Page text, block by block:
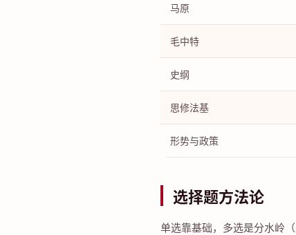
马原
毛中特
史纲
思修法基
形势与政策
选择题方法论
单选靠基础，多选是分水岭